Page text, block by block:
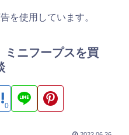
を使用しています。
ミニフープスを買
0